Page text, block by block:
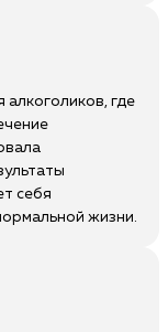
алкоголиков, где
себя
жизни.